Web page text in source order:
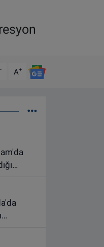
- A+
öldü